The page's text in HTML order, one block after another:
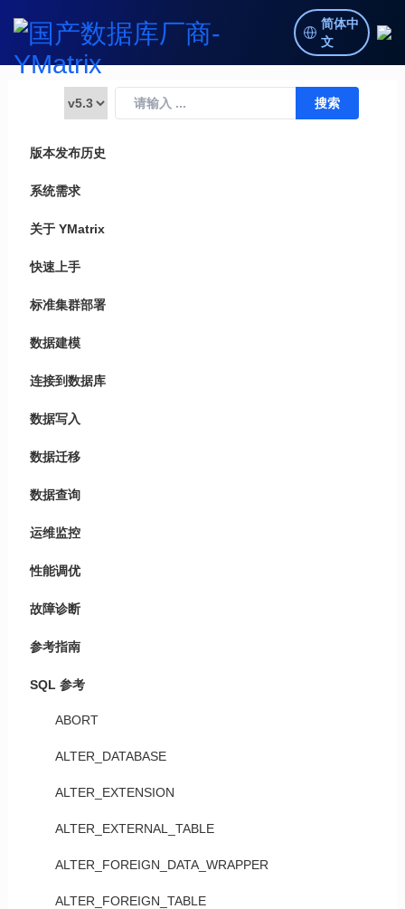
简体中
文
版本发布历史
系统需求
关于 YMatrix
快速上手
标准集群部署
数据建模
连接到数据库
数据写入
数据迁移
数据查询
运维监控
性能调优
故障诊断
参考指南
SQL 参考
ABORT
ALTER_DATABASE
ALTER_EXTENSION
ALTER_EXTERNAL_TABLE
ALTER_FOREIGN_DATA_WRAPPER
ALTER_FOREIGN_TABLE